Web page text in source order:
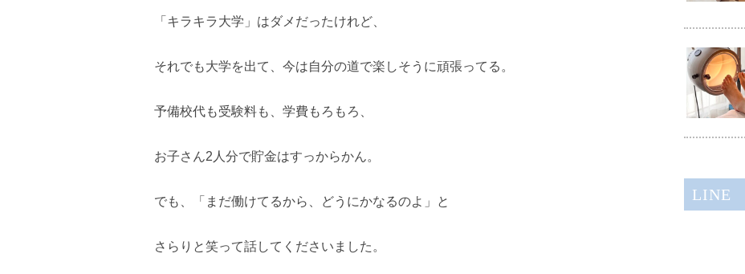
「キラキラ大学」はダメだったけれど、
それでも大学を出て、今は自分の道で楽しそうに頑張ってる。
予備校代も受験料も、学費もろもろ、
お子さん2人分で貯金はすっからかん。
でも、「まだ働けてるから、どうにかなるのよ」と
さらりと笑って話してくださいました。
LINE